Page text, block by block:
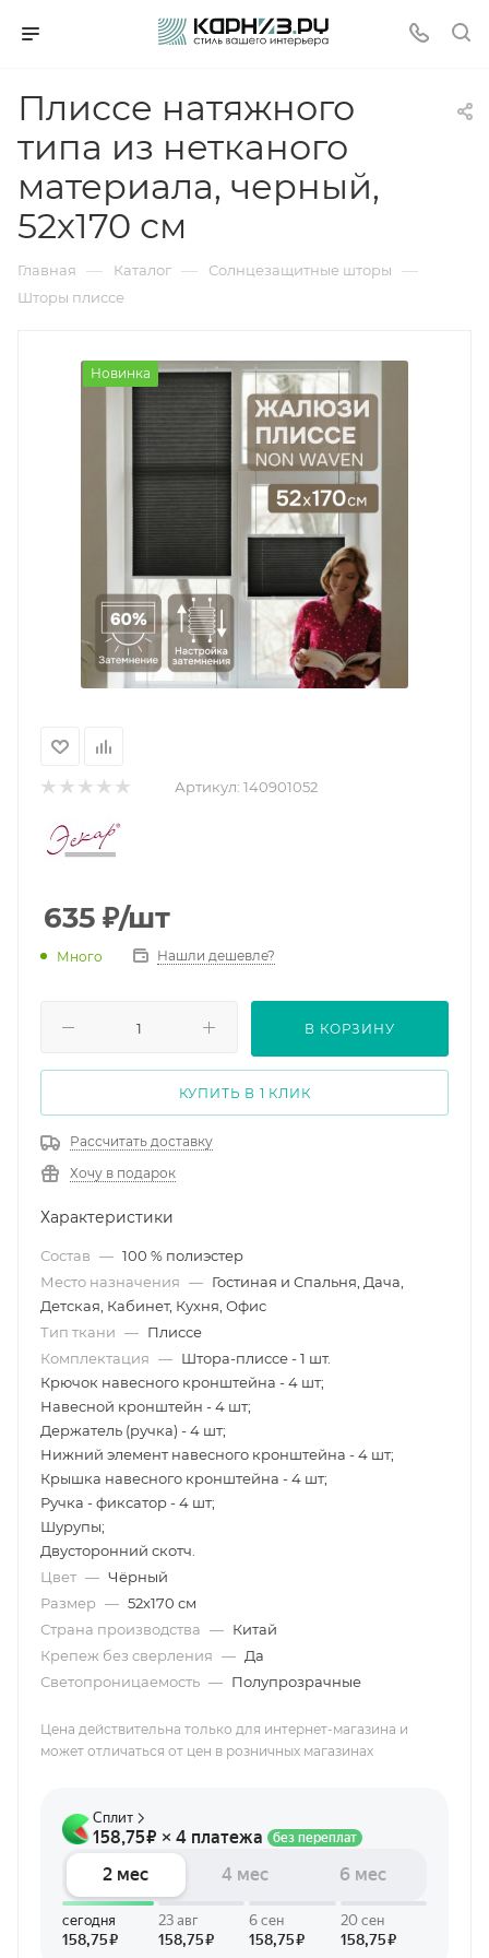
Плиссе натяжного
типа из нетканого
материала, черный,
52х170 см
Главная — Каталог — Солнцезащитные шторы —
Шторы плиссе
Новинка
Артикул: 140901052
635 ₽/шт
Много Нашли дешевле?
В КОРЗИНУ
КУПИТЬ В 1 КЛИК
Рассчитать доставку
Хочу в подарок
Характеристики
Состав — 100 % полиэстер
Место назначения — Гостиная и Спальня, Дача,
Детская, Кабинет, Кухня, Офис
Тип ткани — Плиссе
Комплектация — Штора-плиссе - 1 шт.
Крючок навесного кронштейна - 4 шт;
Навесной кронштейн - 4 шт;
Держатель (ручка) - 4 шт;
Нижний элемент навесного кронштейна - 4 шт;
Крышка навесного кронштейна - 4 шт;
Ручка - фиксатор - 4 шт;
Шурупы;
Двусторонний скотч.
Цвет — Чёрный
Размер — 52х170 см
Страна производства — Китай
Крепеж без сверления — Да
Светопроницаемость — Полупрозрачные
Цена действительна только для интернет-магазина и
может отличаться от цен в розничных магазинах